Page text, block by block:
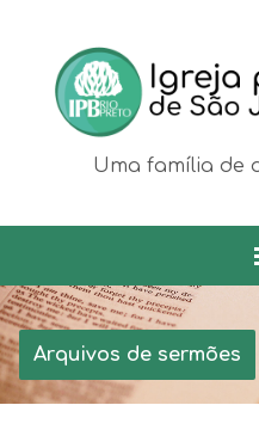
Uma família de
Arquivos de sermões